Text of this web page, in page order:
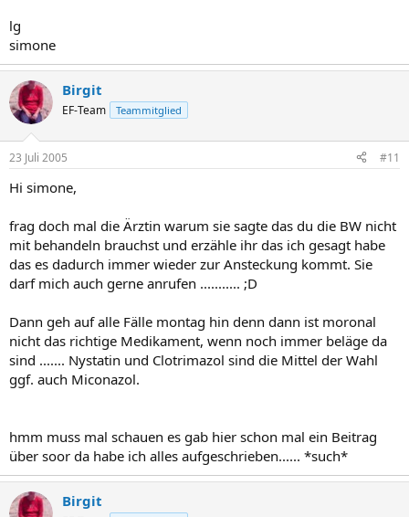
lg
simone
Birgit
EF-Team Teammitglied
23 Juli 2005 #11
Hi simone,
frag doch mal die Ärztin warum sie sagte das du die BW nicht
mit behandeln brauchst und erzähle ihr das ich gesagt habe
das es dadurch immer wieder zur Ansteckung kommt. Sie
darf mich auch gerne anrufen ........... ;D
Dann geh auf alle Fälle montag hin denn dann ist moronal
nicht das richtige Medikament, wenn noch immer beläge da
sind ....... Nystatin und Clotrimazol sind die Mittel der Wahl
ggf. auch Miconazol.
hmm muss mal schauen es gab hier schon mal ein Beitrag
über soor da habe ich alles aufgeschrieben...... *such*
Birgit